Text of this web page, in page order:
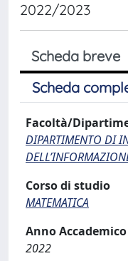
2022/2023
Scheda breve
Scheda
Facoltà/
DIPARTIMENTO DI
Corso di studio
MATEMATICA
Anno Accademico
2022